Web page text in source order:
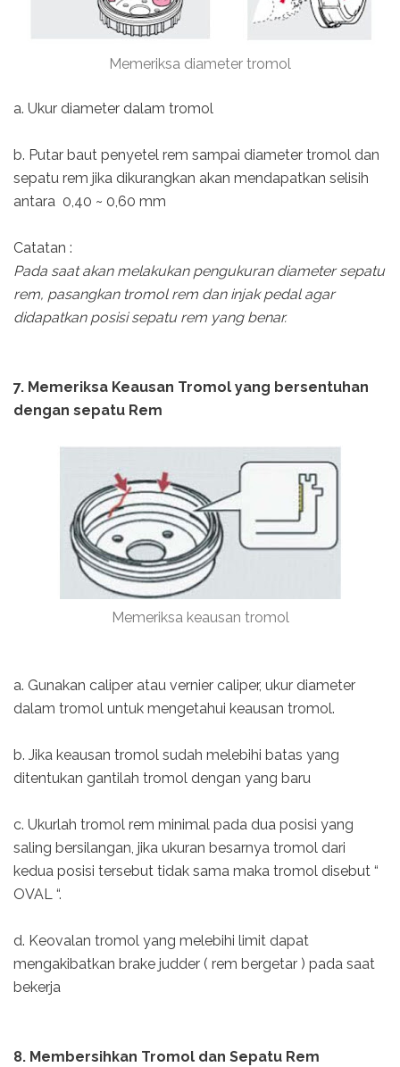
Memeriksa diameter tromol
a. Ukur diameter dalam tromol
b. Putar baut penyetel rem sampai diameter tromol dan
sepatu rem jika dikurangkan akan mendapatkan selisih
antara 0,40 ~ 0,60 mm
Catatan :
Pada saat akan melakukan pengukuran diameter sepatu
rem, pasangkan tromol rem dan injak pedal agar
didapatkan posisi sepatu rem yang benar.
7. Memeriksa Keausan Tromol yang bersentuhan
dengan sepatu Rem
Memeriksa keausan tromol
a. Gunakan caliper atau vernier caliper, ukur diameter
dalam tromol untuk mengetahui keausan tromol.
b. Jika keausan tromol sudah melebihi batas yang
ditentukan gantilah tromol dengan yang baru
c. Ukurlah tromol rem minimal pada dua posisi yang
saling bersilangan, jika ukuran besarnya tromol dari
kedua posisi tersebut tidak sama maka tromol disebut “
OVAL “.
d. Keovalan tromol yang melebihi limit dapat
mengakibatkan brake judder ( rem bergetar ) pada saat
bekerja
8. Membersihkan Tromol dan Sepatu Rem